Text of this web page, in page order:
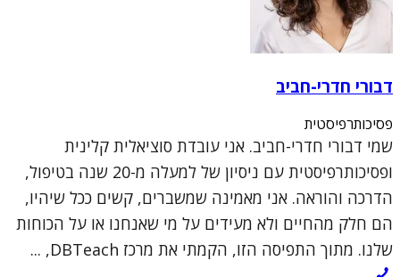
דבורי חדרי-חביב
פסיכותרפיסטית
שמי דבורי חדרי-חביב. אני עובדת סוציאלית קלינית
ופסיכותרפיסטית עם ניסיון של למעלה מ-20 שנה בטיפול,
הדרכה והוראה. אני מאמינה שמשברים, קשים ככל שיהיו,
הם חלק מהחיים ולא מעידים על מי שאנחנו או על הכוחות
שלנו. מתוך התפיסה הזו, הקמתי את מרכז DBTeach, ...